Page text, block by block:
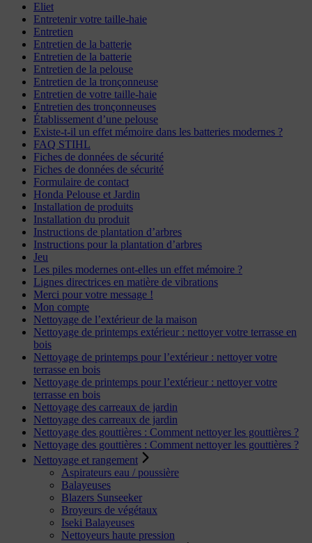
Eliet
Entretenir votre taille-haie
Entretien
Entretien de la batterie
Entretien de la batterie
Entretien de la pelouse
Entretien de la tronçonneuse
Entretien de votre taille-haie
Entretien des tronçonneuses
Établissement d’une pelouse
Existe-t-il un effet mémoire dans les batteries modernes ?
FAQ STIHL
Fiches de données de sécurité
Fiches de données de sécurité
Formulaire de contact
Honda Pelouse et Jardin
Installation de produits
Installation du produit
Instructions de plantation d’arbres
Instructions pour la plantation d’arbres
Jeu
Les piles modernes ont-elles un effet mémoire ?
Lignes directrices en matière de vibrations
Merci pour votre message !
Mon compte
Nettoyage de l’extérieur de la maison
Nettoyage de printemps extérieur : nettoyer votre terrasse en
bois
Nettoyage de printemps pour l’extérieur : nettoyer votre
terrasse en bois
Nettoyage de printemps pour l’extérieur : nettoyer votre
terrasse en bois
Nettoyage des carreaux de jardin
Nettoyage des carreaux de jardin
Nettoyage des gouttières : Comment nettoyer les gouttières ?
Nettoyage des gouttières : Comment nettoyer les gouttières ?
Nettoyage et rangement
Aspirateurs eau / poussière
Balayeuses
Blazers Sunseeker
Broyeurs de végétaux
Iseki Balayeuses
Nettoyeurs haute pression